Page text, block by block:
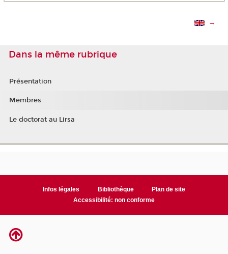
→
Dans la même rubrique
Présentation
Membres
Le doctorat au Lirsa
Infos légales Bibliothèque
Plan de site
Accessibilité: non conforme